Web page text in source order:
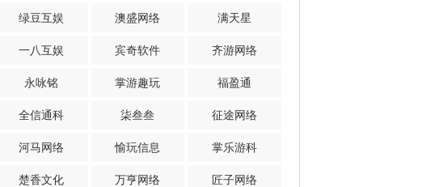
绿豆互娱 澳盛网络 满天星
一八互娱 宾奇软件 齐游网络
永咏铭 掌游趣玩 福盈通
全信通科 柒叁叁 征途网络
河马网络 愉玩信息 掌乐游科
楚香文化 万亨网络 匠子网络